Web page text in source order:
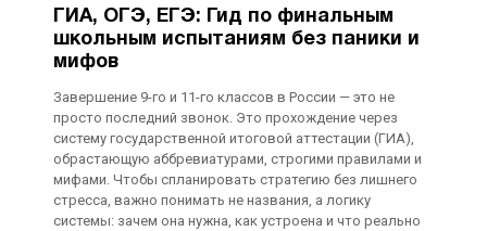
ГИА, ОГЭ, ЕГЭ: Гид по финальным
школьным испытаниям без паники и
мифов
Завершение 9-го и 11-го классов в России — это не
просто последний звонок. Это прохождение через
систему государственной итоговой аттестации (ГИА),
обрастающую аббревиатурами, строгими правилами и
мифами. Чтобы спланировать стратегию без лишнего
стресса, важно понимать не названия, а логику
системы: зачем она нужна, как устроена и что реально